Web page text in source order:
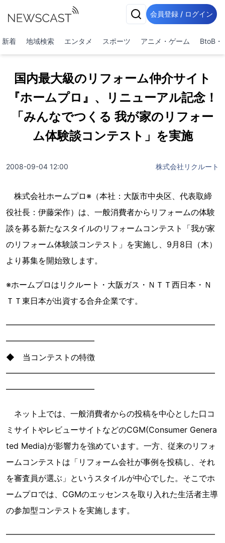
会員登録 / ログイン
新着 地域検索 エンタメ スポーツ アニメ・ゲーム BtoB・
国内最大級のリフォーム仲介サイト
『ホームプロ』、リニューアル記念！
「みんなでつくる 我が家のリフォー
ム体験談コンテスト」を実施
2008-09-04 12:00 株式会社リクルート
株式会社ホームプロ※（本社：大阪市中央区、代表取締
役社長：伊藤栄作）は、一般消費者からリフォームの体験
談を募る新たなスタイルのリフォームコンテスト「我が家
のリフォーム体験談コンテスト」を実施し、9月8日（木）
より募集を開始致します。
※ホームプロはリクルート・大阪ガス・ＮＴＴ西日本・Ｎ
ＴＴ東日本が出資する合弁企業です。
━━━━━━━━━━━━━━━━━━━━━━━━━━
━━━━━━━━━━━
◆ 当コンテストの特徴
━━━━━━━━━━━━━━━━━━━━━━━━━━
━━━━━━━━━━━
ネット上では、一般消費者からの投稿を中心とした口コ
ミサイトやレビューサイトなどのCGM(Consumer Genera
ted Media)が影響力を強めています。一方、従来のリフォ
ームコンテストは「リフォーム会社が事例を投稿し、それ
を審査員が選ぶ」というスタイルが中心でした。そこでホ
ームプロでは、CGMのエッセンスを取り入れた生活者主導
の参加型コンテストを実施します。
━━━━━━━━━━━━━━━━━━━━━━━━━━